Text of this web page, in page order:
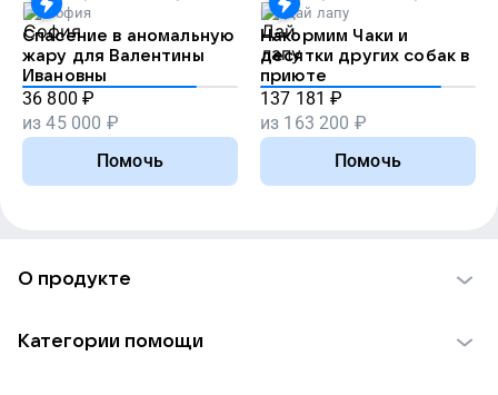
София
Спасение в аномальную
жару для Валентины
Ивановны
36 800 ₽
из45 000 ₽
Помочь
Дай лапу
Накормим Чаки и
десятки других собак в
приюте
137 181 ₽
из 163 200 ₽
Помочь
О продукте
Категории помощи